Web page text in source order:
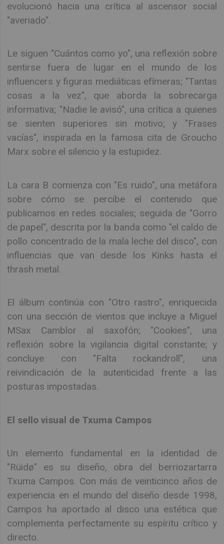
evolucionó hacia una crítica al ascensor social
"averiado".
Le siguen "Cuántos como yo", una reflexión sobre
sentirse fuera de lugar en el mundo de los
influencers y figuras mediáticas efímeras; "Tantas
cosas a la vez", que aborda la sobrecarga
informativa; "Nadie le avisó", una crítica a quienes
se sienten superiores sin motivo; y "Frases
vacías", inspirada en la famosa cita de Groucho
Marx sobre el silencio y la estupidez.
La cara B comienza con "Es ruido", una metáfora
sobre cómo se percibe el contenido que
publicamos en redes sociales; seguida de "Gorro
de papel", descrita por la banda como "el caldo de
pollo concentrado de la mala leche del disco", con
influencias que van desde los Kinks hasta el
thrash metal.
El álbum continúa con "Otro rastro", enriquecida
con una sección de vientos que incluye a Miguel
MSax Camblor al saxofón; "Cookies", una
reflexión sobre la vigilancia digital constante; y
concluye con "Falta rockandroll", una
reivindicación de la autenticidad frente a las
posturas impostadas.
El sello visual de Txuma Campos
Un elemento fundamental en la identidad de
"Rüidø" es su diseño, obra del berriozartarra
Txuma Campos. Con más de veinticinco años de
experiencia en el mundo del diseño desde 1998,
Campos ha aportado al disco una estética que
complementa perfectamente su espíritu crítico y
directo.